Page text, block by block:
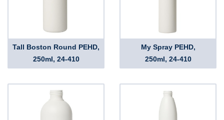
Tall Boston Round PEHD,
250ml, 24-410
My Spray PEHD,
250ml, 24-410